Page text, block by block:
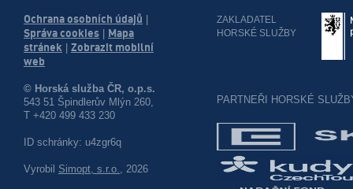
Ochrana osobních údajů
Správa cookies
Mapa
stránek
Zobrazit mobilní
web
© Horská služba ČR, o.p.s.
543 51 Špindlerův Mlýn 260,
T +420 499 433 230
ID schránky: u4zgr6q
Vyrobil Simopt, s.r.o., 2026
ZAKLADATEL
HORSKÉ SLUŽBY
PARTNEŘI HORSKÉ